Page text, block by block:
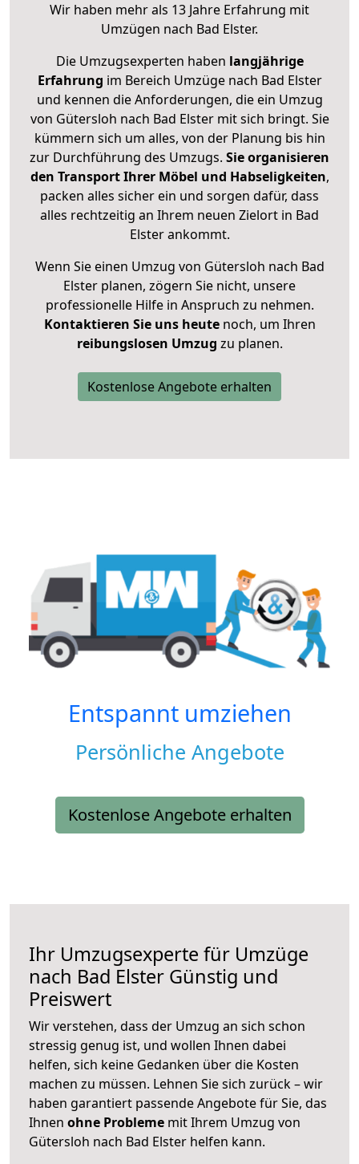
Wir haben mehr als 13 Jahre Erfahrung mit
Umzügen nach Bad Elster.
Die Umzugsexperten haben langjährige
Erfahrung im Bereich Umzüge nach Bad Elster
und kennen die Anforderungen, die ein Umzug
von Gütersloh nach Bad Elster mit sich bringt. Sie
kümmern sich um alles, von der Planung bis hin
zur Durchführung des Umzugs. Sie organisieren
den Transport Ihrer Möbel und Habseligkeiten,
packen alles sicher ein und sorgen dafür, dass
alles rechtzeitig an Ihrem neuen Zielort in Bad
Elster ankommt.
Wenn Sie einen Umzug von Gütersloh nach Bad
Elster planen, zögern Sie nicht, unsere
professionelle Hilfe in Anspruch zu nehmen.
Kontaktieren Sie uns heutenoch, um Ihren
reibungslosen Umzug zu planen.
Kostenlose Angebote erhalten
Entspannt umziehen
Persönliche Angebote
Kostenlose Angebote erhalten
Ihr Umzugsexperte für Umzüge
nach Bad Elster Günstig und
Preiswert
Wir verstehen, dass der Umzug an sich schon
stressig genug ist, und wollen Ihnen dabei
helfen, sich keine Gedanken über die Kosten
machen zu müssen. Lehnen Sie sich zurück – wir
haben garantiert passende Angebote für Sie, das
Ihnen ohne Probleme mit Ihrem Umzug von
Gütersloh nach Bad Elster helfen kann.